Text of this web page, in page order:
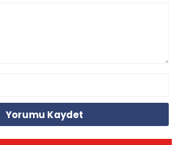
Yorumu Kaydet